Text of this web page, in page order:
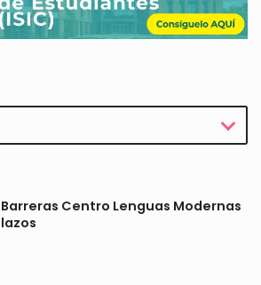
Centro Lenguas Modernas